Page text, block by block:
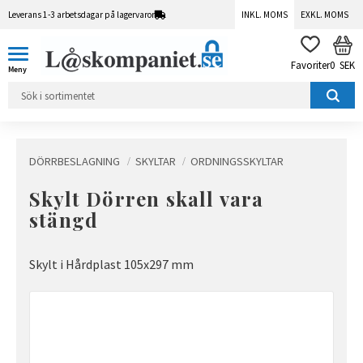
Leverans 1-3 arbetsdagar på lagervaror INKL. MOMS EXKL. MOMS
FAVORITER
0 SEK
DÖRRBESLAGNING SKYLTAR ORDNINGSSKYLTAR
Skylt Dörren skall vara
stängd
Skylt i Hårdplast 105x297 mm